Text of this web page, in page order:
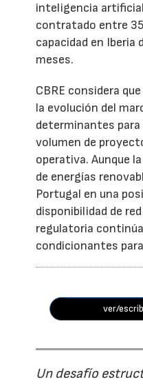
inteligencia
contratado entre
capacidad en
meses.
CBRE considera
la evolución del
determinantes
volumen de
operativa. Aunque
de energías
Portugal en una
disponibilidad de
regulatoria
condicionantes
ver/
Un desafío